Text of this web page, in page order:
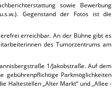
sowie Bewerbung
Gegenstand der Fotos ist die
erreichbar. An der Bühne gibt es
des Tumorzentrums am
1/Jakobstraße. Auf dem
gebührenpflichtige Parkmöglichkeiten
Haltestellen „Alter Markt“ und „Allee -